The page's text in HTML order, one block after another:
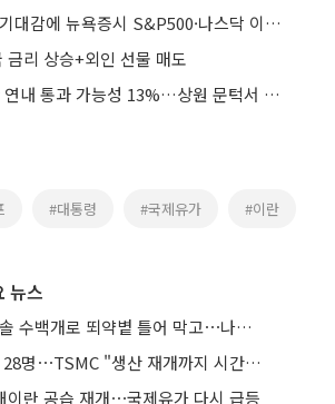
미국ㆍ이란 휴전 기대감에 뉴욕증시 S&P500·나스닥 이틀째 최고치
금리 상승+외인 선물 매도
美 클래리티 법안 연내 통과 가능성 13%…상원 문턱서 제동
#대통령 #국제유가 #이란
뉴스
초대형 자동 파라솔 수백개로 뙤약볕 틀어 막고⋯나라별 폭염 생존법
일본 강진 사망자 28명⋯TSMC "생산 재개까지 시간 필요해"
이란 공습 재개⋯국제유가 다시 급등